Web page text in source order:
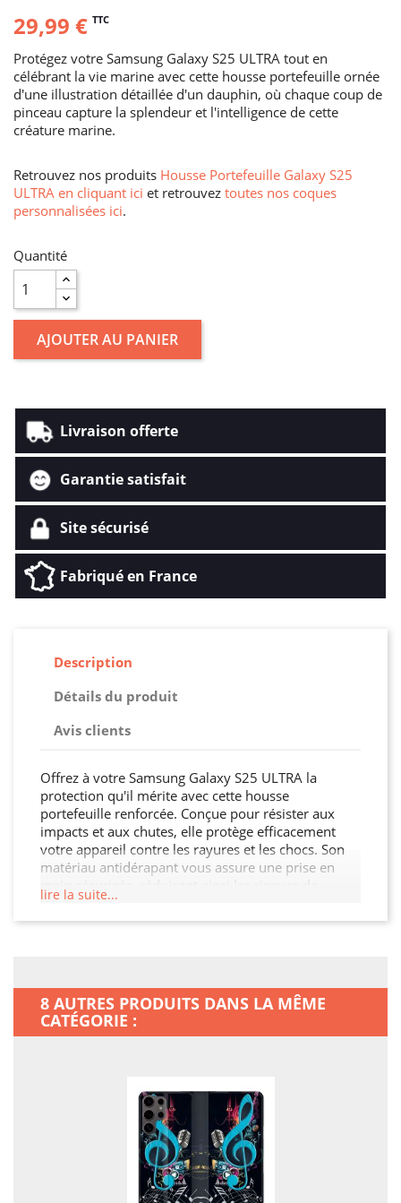
29,99 € TTC
Protégez votre Samsung Galaxy S25 ULTRA tout en
célébrant la vie marine avec cette housse portefeuille ornée
d'une illustration détaillée d'un dauphin, où chaque coup de
pinceau capture la splendeur et l'intelligence de cette
créature marine.
Retrouvez nos produits Housse Portefeuille Galaxy S25
ULTRA en cliquant ici et retrouvez toutes nos coques
personnalisées ici.
Quantité
AJOUTER AU PANIER
Livraison offerte
Garantie satisfait
Site sécurisé
Fabriqué en France
Description
Détails du produit
Avis clients
Offrez à votre Samsung Galaxy S25 ULTRA la
protection qu'il mérite avec cette housse
portefeuille renforcée. Conçue pour résister aux
impacts et aux chutes, elle protège efficacement
votre appareil contre les rayures et les chocs. Son
matériau antidérapant vous assure une prise en
glissement. Avec son design élégant et ses
découpes précises, cette housse portefeuille permet
lire la suite...
8 AUTRES PRODUITS DANS LA MÊME
CATÉGORIE :